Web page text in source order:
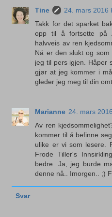
Tine
24. mars 2016
Takk for det sparket
opp til å fortsette på
halvveis av ren
Nå er den slukt og
jeg til pers igjen. Håper
gjør at jeg kommer i
gleder jeg meg til din
Marianne 24. mars
Av ren
kommer til å befinne
ulike er vi som lesere.
Frode Tiller's
bedre. Ja, jeg burde
denne nå.. Imorgen.. ;)
Svar